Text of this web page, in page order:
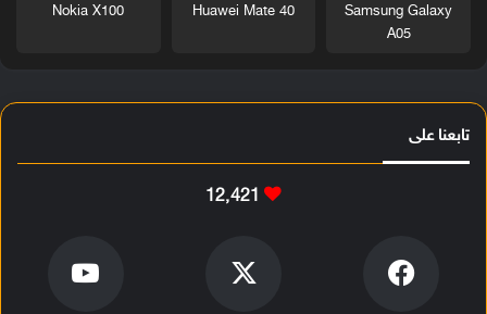
Samsung Galaxy
A05
Huawei Mate 40
Nokia X100
تابعنا على
12٬421